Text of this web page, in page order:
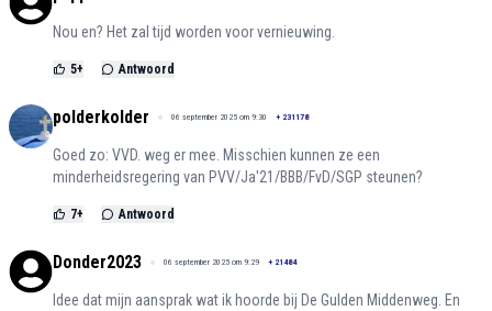
Nou en? Het zal tijd worden voor vernieuwing.
5+ Antwoord
polderkolder 06 september 2025 om 9:30 + 231178
Goed zo: VVD. weg er mee. Misschien kunnen ze een
minderheidsregering van PVV/Ja'21/BBB/FvD/SGP steunen?
7+ Antwoord
Donder2023 06 september 2025 om 9:29 + 21484
Idee dat mijn aansprak wat ik hoorde bij De Gulden Middenweg. En